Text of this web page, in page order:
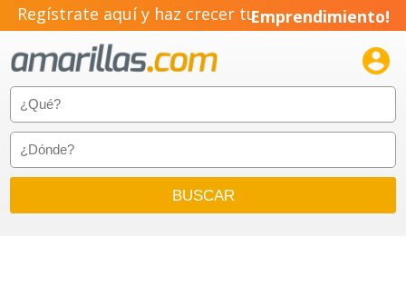
Regístrate aquí y haz crecer tuEmprendimiento!
